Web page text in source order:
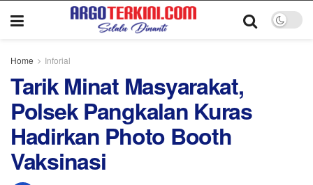
Home Inforial
Tarik Minat Masyarakat,
Polsek Pangkalan Kuras
Hadirkan Photo Booth
Vaksinasi